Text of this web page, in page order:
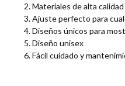
Materiales de alta
Ajuste perfecto para
Diseños únicos para
Diseño unisex
Fácil cuidado y